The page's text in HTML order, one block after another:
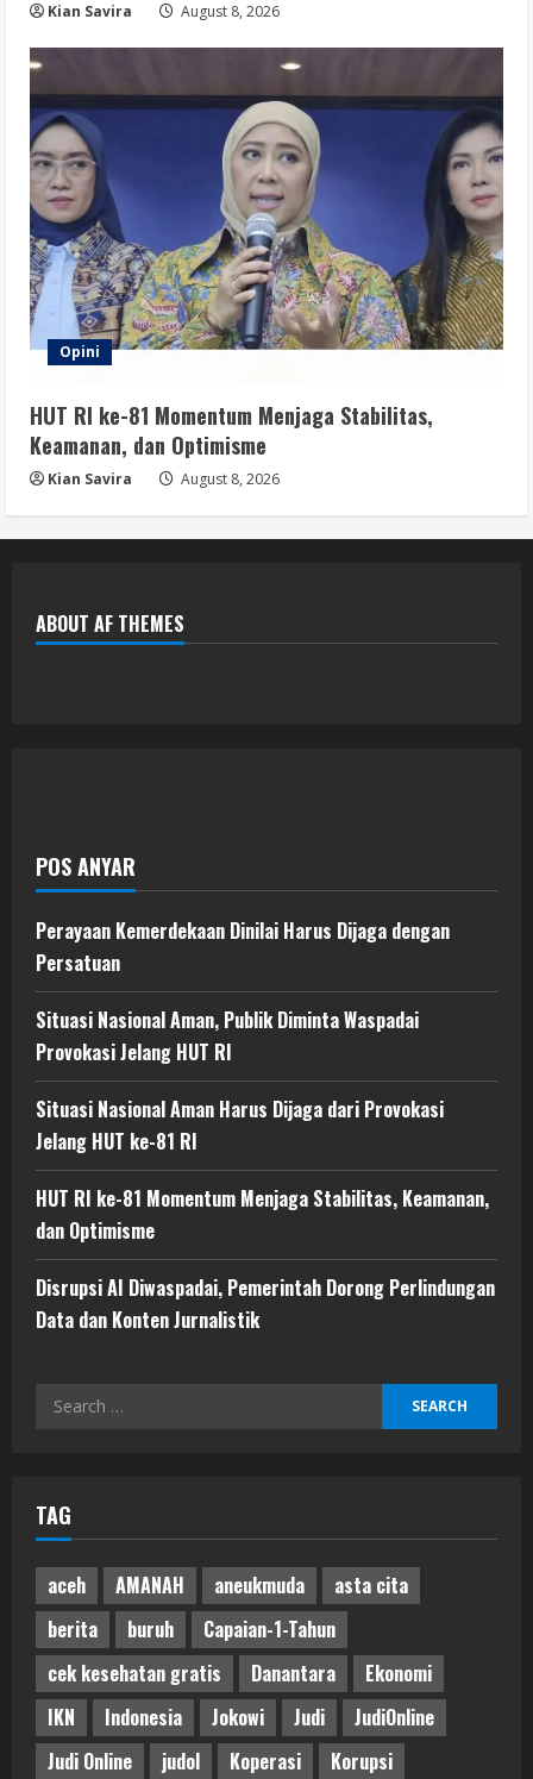
Kian Savira August 8, 2026
Opini
HUT RI ke-81 Momentum Menjaga Stabilitas,
Keamanan, dan Optimisme
Kian Savira August 8, 2026
ABOUT AF THEMES
POS ANYAR
Perayaan Kemerdekaan Dinilai Harus Dijaga dengan
Persatuan
Situasi Nasional Aman, Publik Diminta Waspadai
Provokasi Jelang HUT RI
Situasi Nasional Aman Harus Dijaga dari Provokasi
Jelang HUT ke-81 RI
HUT RI ke-81 Momentum Menjaga Stabilitas, Keamanan,
dan Optimisme
Disrupsi AI Diwaspadai, Pemerintah Dorong Perlindungan
Data dan Konten Jurnalistik
Search
TAG
aceh AMANAH aneukmuda
asta cita
berita
buruh
Capaian-1-Tahun
cek kesehatan gratis
Danantara
Ekonomi
IKN
Indonesia Jokowi Judi
JudiOnline
Judi Online
judol Koperasi Korupsi